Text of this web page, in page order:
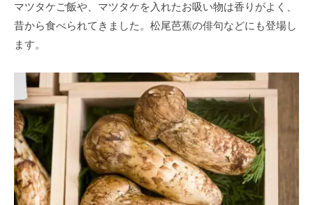
マツタケご飯や、マツタケを入れたお吸い物は香りがよく、
昔から食べられてきました。松尾芭蕉の俳句などにも登場し
ます。